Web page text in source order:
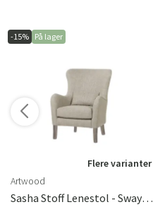
-15% På lager
Flere varianter
Artwood
Sasha Stoff Lenestol - Sway Natural